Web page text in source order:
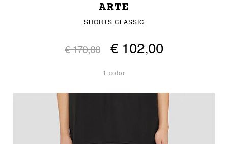
ARTE
SHORTS CLASSIC
€ 170,00 € 102,00
1 color